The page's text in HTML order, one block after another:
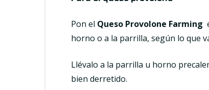
Pon el Queso Provolone Farming
horno o a la parrilla, según lo que
Llévalo a la parrilla u horno
bien derretido.